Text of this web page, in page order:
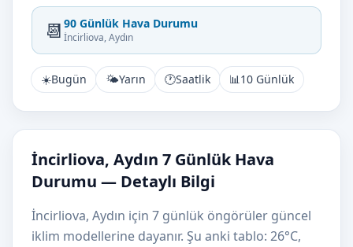
📆 90 Günlük Hava Durumu
İncirliova, Aydın
☀️Bugün 🌤️Yarın 🕐Saatlik 📊10 Günlük
İncirliova, Aydın 7 Günlük Hava
Durumu — Detaylı Bilgi
İncirliova, Aydın için 7 günlük öngörüler güncel
iklim modellerine dayanır. Şu anki tablo: 26°C,